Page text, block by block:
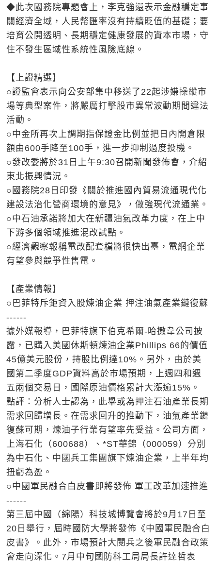
◆此次國務院專題會上，李克強還表示金融穩定事
關經濟全域，人民幣匯率沒有持續貶值的基礎；要
培育公開透明、長期穩定健康發展的資本市場，守
住不發生區域性系統性風險底線。
【上證精選】
○證監會表示向公安部集中移送了22起涉嫌操縱市
場等典型案件，將嚴厲打擊股市異常波動期間違法
活動。
○中金所再次上調期指保證金比例並把日內開倉限
額由600手降至100手，進一步抑制過度投機。
○發改委將於31日上午9:30召開新聞發佈會，介紹
東北振興情況。
○國務院28日印發《關於推進國內貿易流通現代化
建設法治化營商環境的意見》，做強現代流通業。
○中石油承諾將加大在新疆油氣改革力度，在上中
下游多個領域推進混改試點。
○經濟觀察報稱電改配套檔將很快出臺，電網企業
有望參與競爭性售電。
【產業情報】
○巴菲特斥鉅資入股煉油企業 押注油氣產業鏈復蘇
------
據外媒報導，巴菲特旗下伯克希爾-哈撒韋公司披
露，已購入美國休斯頓煉油企業Phillips 66的價值
45億美元股份，持股比例達10%。另外，由於美
國第二季度GDP資料高於市場預期，上週四和週
五兩個交易日，國際原油價格累計大漲逾15%。
點評：分析人士認為，此舉或為押注石油產業長期
需求回歸增長。在需求回升的推動下，油氣產業鏈
復蘇可期，煉油子行業有望率先受益。公司方面，
上海石化（600688）、*ST華錦（000059）分別
為中石化、中國兵工集團旗下煉油企業，上半年均
扭虧為盈。
○中國軍民融合白皮書即將發佈 軍工改革加速推進
------
第三屆中國（綿陽）科技城博覽會將於9月17日至
20日舉行，屆時國防大學將發佈《中國軍民融合白
皮書》。此外，市場預計大閱兵之後軍民融合政策
會走向深化。7月中旬國防科工局局長許達哲表